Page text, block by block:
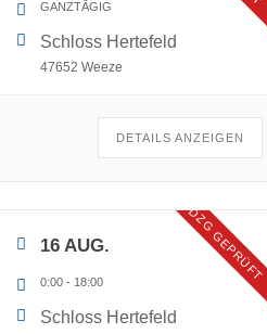
GANZTÄGIG
Schloss Hertefeld
47652 Weeze
DETAILS ANZEIGEN
16 AUG. DZG GEPRÜFT
0:00 - 18:00
Schloss Hertefeld